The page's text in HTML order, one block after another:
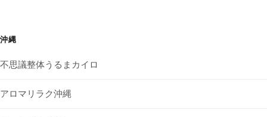
沖縄
不思議整体うるまカイロ
アロマリラク沖縄